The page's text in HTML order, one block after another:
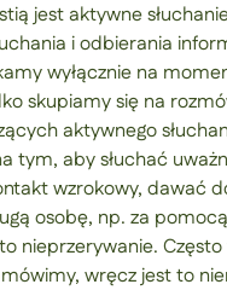
jest aktywne
i odbierania
wyłącznie na
skupiamy się na
aktywnego
tym, aby słuchać
wzrokowy, dawać
osobę, np. za
nieprzerywanie.
wręcz jest to